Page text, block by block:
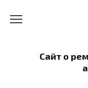
содержанию
Сайт о